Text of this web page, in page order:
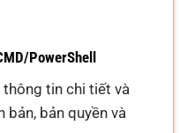
PowerShell
tin chi tiết và
bản, bản quyền và